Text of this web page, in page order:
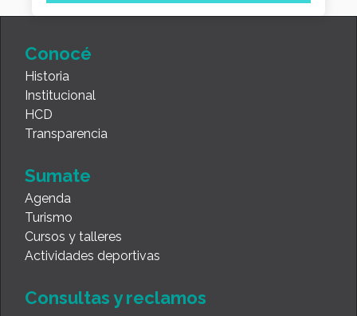
Conocé
Historia
Institucional
HCD
Transparencia
Sumate
Agenda
Turismo
Cursos y talleres
Actividades deportivas
Consultas y reclamos